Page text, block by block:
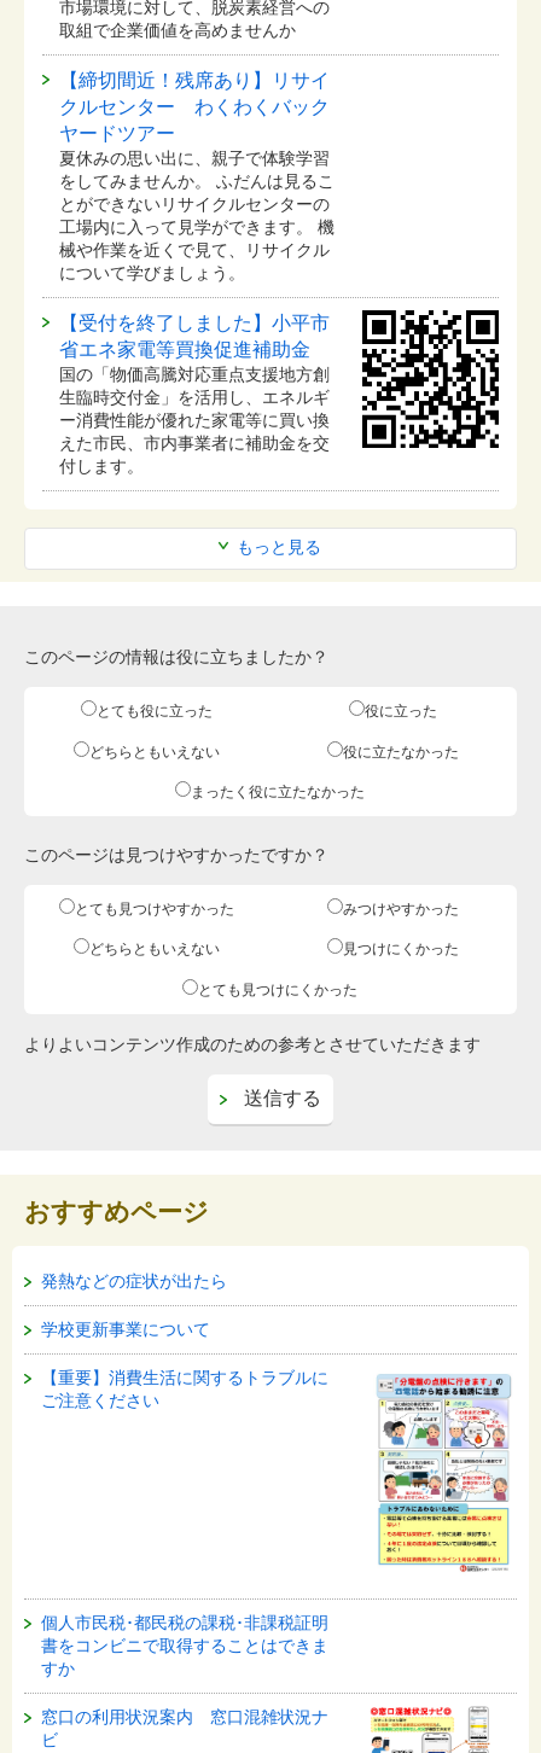
もっと見る
市場環境に対して、脱炭素経営への
取組で企業価値を高めませんか
【締切間近！残席あり】リサイ
クルセンター わくわくバック
ヤードツアー
夏休みの思い出に、親子で体験学習
をしてみませんか。 ふだんは見るこ
とができないリサイクルセンターの
工場内に入って見学ができます。 機
械や作業を近くで見て、リサイクル
について学びましょう。
【受付を終了しました】小平市
省エネ家電等買換促進補助金
国の「物価高騰対応重点支援地方創
生臨時交付金」を活用し、エネルギ
ー消費性能が優れた家電等に買い換
えた市民、市内事業者に補助金を交
付します。
このページの情報は役に立ちましたか？
とても役に立った 役に立った
どちらともいえない 役に立たなかった
まったく役に立たなかった
このページは見つけやすかったですか？
とても見つけやすかった みつけやすかった
どちらともいえない 見つけにくかった
とても見つけにくかった
よりよいコンテンツ作成のための参考とさせていただきます
おすすめページ
発熱などの症状が出たら
学校更新事業について
【重要】消費生活に関するトラブルに
ご注意ください
個人市民税･都民税の課税･非課税証明
書をコンビニで取得することはできま
すか
窓口の利用状況案内 窓口混雑状況ナ
ビ